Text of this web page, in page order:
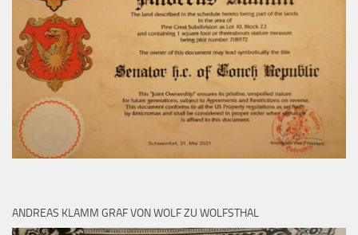
ANDREAS KLAMM GRAF VON WOLF ZU WOLFSTHAL